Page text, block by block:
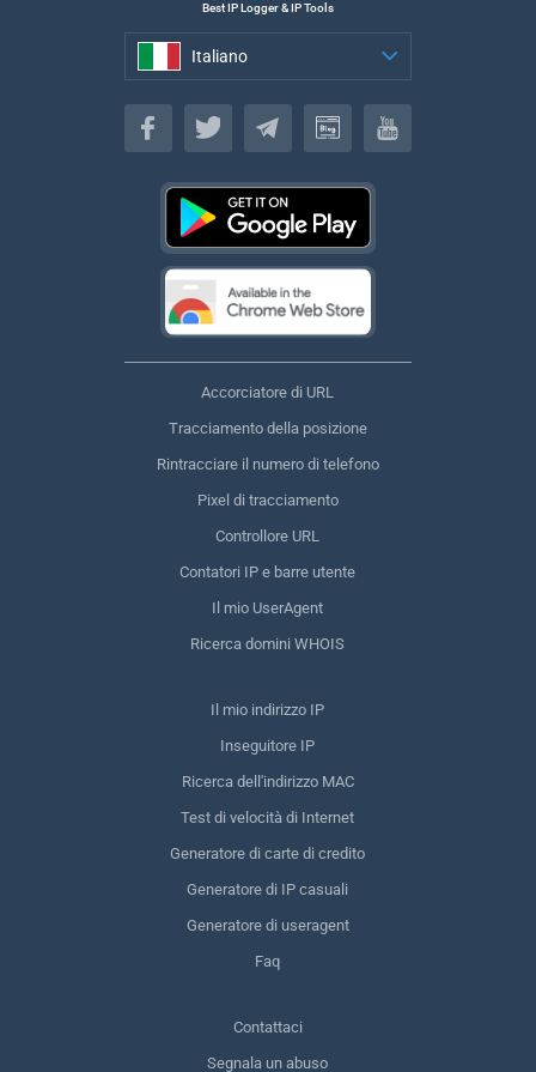
Best IP Logger & IP Tools
Italiano
Italiano
Accorciatore di URL
Tracciamento della posizione
Rintracciare il numero di telefono
Pixel di tracciamento
Controllore URL
Contatori IP e barre utente
Il mio UserAgent
Ricerca domini WHOIS
Il mio indirizzo IP
Inseguitore IP
Ricerca dell'indirizzo MAC
Test di velocità di Internet
Generatore di carte di credito
Generatore di IP casuali
Generatore di useragent
Faq
Contattaci
Segnala un abuso